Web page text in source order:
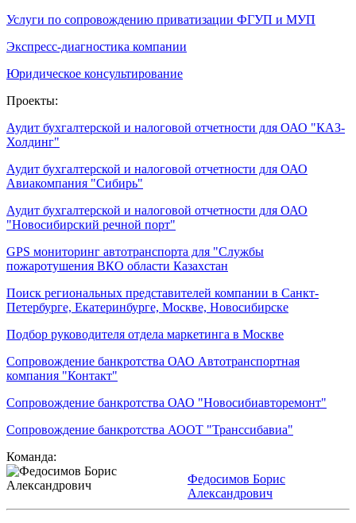
Услуги по сопровождению приватизации ФГУП и МУП
Экспресс-диагностика компании
Юридическое консультирование
Проекты:
Аудит бухгалтерской и налоговой отчетности для ОАО "КАЗ-
Холдинг"
Аудит бухгалтерской и налоговой отчетности для ОАО
Авиакомпания "Сибирь"
Аудит бухгалтерской и налоговой отчетности для ОАО
"Новосибирский речной порт"
GPS мониторинг автотранспорта для "Службы
пожаротушения ВКО области Казахстан
Поиск региональных представителей компании в Санкт-
Петербурге, Екатеринбурге, Москве, Новосибирске
Подбор руководителя отдела маркетинга в Москве
Сопровождение банкротства ОАО Автотранспортная
компания "Контакт"
Сопровождение банкротства ОАО "Новосибиавторемонт"
Сопровождение банкротства АООТ "Транссибавиа"
Команда:
Федосимов Борис
Александрович